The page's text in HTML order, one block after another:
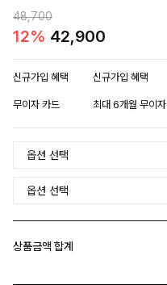
48,700
12% 42,900
신규가입 혜택 신규가입 혜택
무이자 카드 최대 6개월 무이자
상품금액 합계